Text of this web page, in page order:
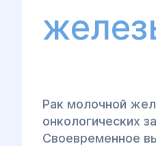
Рак молочной
онкологических
Своевременное